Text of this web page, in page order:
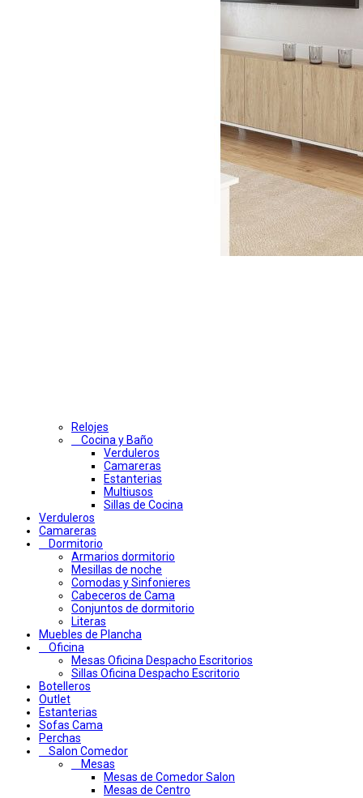
Relojes
Cocina y Baño
Verduleros
Camareras
Estanterias
Multiusos
Sillas de Cocina
Verduleros
Camareras
Dormitorio
Armarios dormitorio
Mesillas de noche
Comodas y Sinfonieres
Cabeceros de Cama
Conjuntos de dormitorio
Literas
Muebles de Plancha
Oficina
Mesas Oficina Despacho Escritorios
Sillas Oficina Despacho Escritorio
Botelleros
Outlet
Estanterias
Sofas Cama
Perchas
Salon Comedor
Mesas
Mesas de Comedor Salon
Mesas de Centro